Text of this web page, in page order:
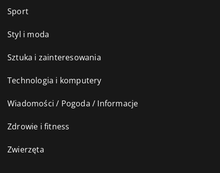
Sport
Styl i moda
Sztuka i zainteresowania
Technologia i komputery
Wiadomości / Pogoda / Informacje
Zdrowie i fitness
Zwierzęta